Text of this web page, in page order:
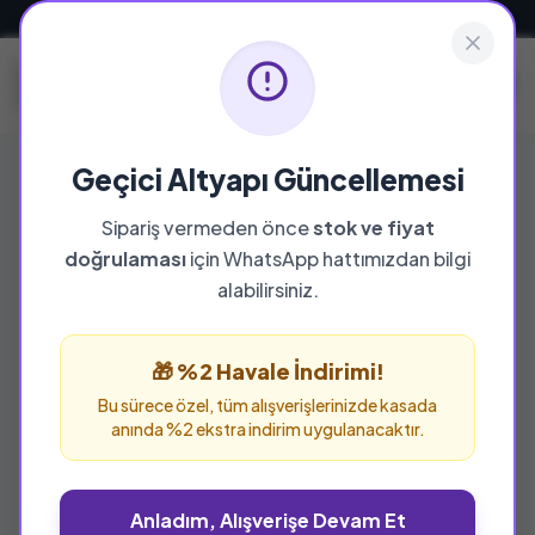
Geçici Altyapı Güncellemesi
Sipariş vermeden öncestok ve fiyat
doğrulamasıiçin WhatsApp hattımızdan bilgi
alabilirsiniz.
🎁 %2 Havale İndirimi!
Bu sürece özel, tüm alışverişlerinizde kasada
anında %2 ekstra indirim uygulanacaktır.
Anladım, Alışverişe Devam Et
YAYINEVI
Esma Yayınları
Esma Yayınları yayınevine ait tüm eserleri bu
sayfada inceleyebilir ve güvenle sipariş
%36 İNDİRİM